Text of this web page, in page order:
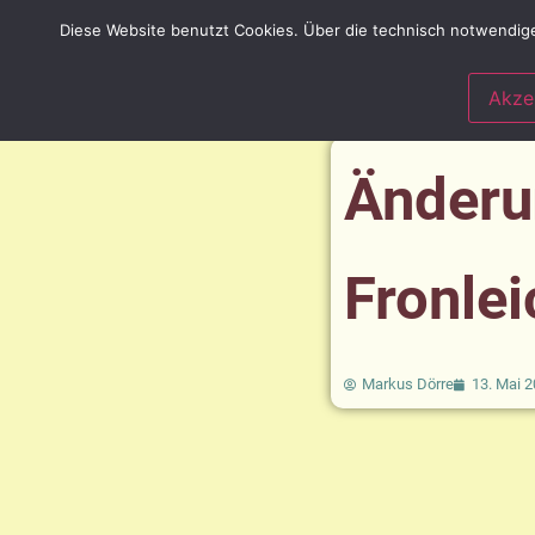
lebendige Gemeinde
Markus Dörre 13. Mai
Diese Website benutzt Cookies. Über die technisch